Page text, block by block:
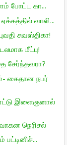
போட்ட கா...
வாலி...
சுவஸ்திகா!
மீட்பு!
சேர்ந்தவரா?
கைதான நபர்
இளைஞனால்
நெரிசல்